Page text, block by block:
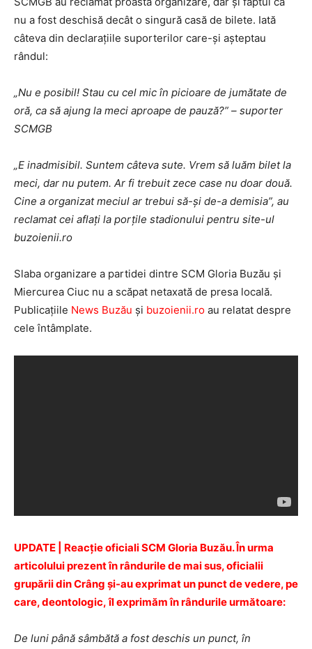
nu a fost deschisă decât o singură casă de bilete. Iată
câteva din declarațiile suporterilor care-și așteptau
rândul:
„Nu e posibil! Stau cu cel mic în picioare de jumătate de
oră, ca să ajung la meci aproape de pauză?” – suporter
SCMGB
„E inadmisibil. Suntem câteva sute. Vrem să luăm bilet la
meci, dar nu putem. Ar fi trebuit zece case nu doar două.
Cine a organizat meciul ar trebui să-și de-a demisia”, au
reclamat cei aflați la porțile stadionului pentru site-ul
buzoienii.ro
Slaba organizare a partidei dintre SCM Gloria Buzău și
Miercurea Ciuc nu a scăpat netaxată de presa locală.
Publicațiile News Buzău și buzoienii.ro au relatat despre
cele întâmplate.
UPDATE | Reacție oficiali SCM Gloria Buzău. În urma
articolului prezent în rândurile de mai sus, oficialii
grupării din Crâng și-au exprimat un punct de vedere, pe
care, deontologic,îl exprimămîn rândurile următoare:
De luni până sâmbătă a fost deschis un punct, în